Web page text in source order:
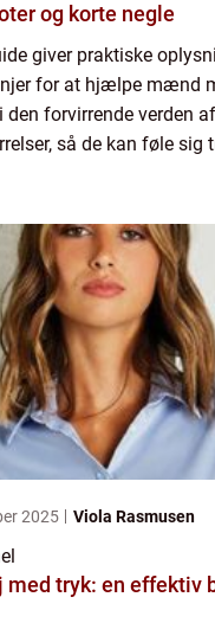
og korte negle
giver praktiske
for at hjælpe mænd
den forvirrende verden af
så de kan føle sig
2025 Viola Rasmusen
med tryk: en effektiv